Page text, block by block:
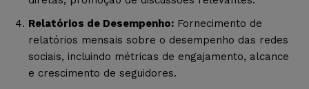
Relatórios de Desempenho: Fornecimento de
relatórios mensais sobre o desempenho das redes
sociais, incluindo métricas de engajamento, alcance
e crescimento de seguidores.